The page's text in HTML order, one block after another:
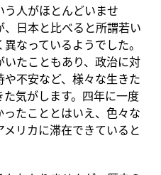
人がほとんどいませ
日本と比べると所謂若い
なっているようでした。
たこともあり、政治に対
不安など、様々な生きた
気がします。四年に一度
たこととはいえ、色々な
リカに滞在できていると